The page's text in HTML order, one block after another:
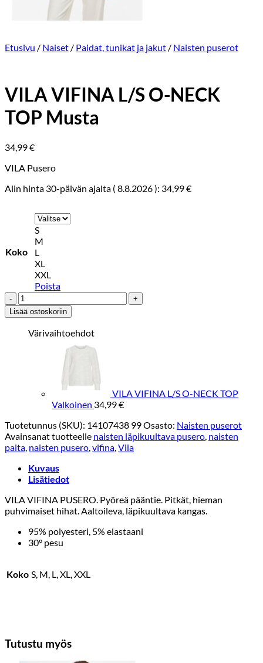
Etusivu / Naiset / Paidat, tunikat ja jakut / Naisten puserot
VILA VIFINA L/S O-NECK
TOP Musta
34,99€
VILA Pusero
Alin hinta 30-päivän ajalta ( 8.8.2026): 34,99€
Koko
S
M
L
XL
XXL
Poista
VILA
VIFINA
L/S
O-
Lisää ostoskoriin
Värivaihtoehdot
VILA VIFINA L/S O-NECK TOP
Valkoinen 34,99€
Tuotetunnus (SKU): 14107438 99Osasto: Naisten puserot
Avainsanat tuotteelle naisten läpikuultava pusero, naisten
paita, naisten pusero,vifina,Vila
Kuvaus
Lisätiedot
VILA VIFINA PUSERO. Pyöreä pääntie. Pitkät, hieman
puhvimaiset hihat. Aaltoileva, läpikuultava kangas.
95% polyesteri, 5% elastaani
30° pesu
Koko S, M, L, XL, XXL
Tutustu myös